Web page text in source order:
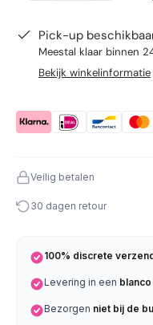
Pick-up
Meestal klaar binnen
Bekijk winkelinformatie
Veilig betalen
30 dagen retour
100% discrete
Levering in een
Bezorgen niet bij de